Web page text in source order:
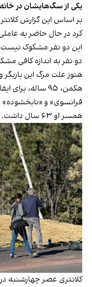
یکی از سگ‌هایشان در
بر اساس این گزارش
کرد در حال حاضر به
این دو نفر مشکوک
دو نفر به اندازه کافی
هنوز علت مرگ این
هکمن، ۹۵ ساله،
فرانسوی» و
همسر او ۶۳ سال داشت.
کلانتری عصر چهارشنبه